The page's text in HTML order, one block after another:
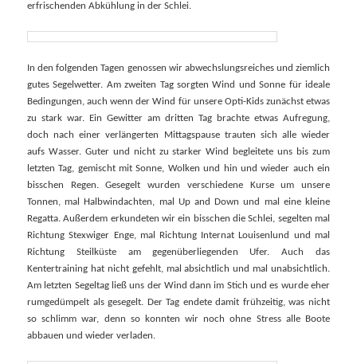
erfrischenden Abkühlung in der Schlei.
In den folgenden Tagen genossen wir abwechslungsreiches und ziemlich
gutes Segelwetter. Am zweiten Tag sorgten Wind und Sonne für ideale
Bedingungen, auch wenn der Wind für unsere Opti-Kids zunächst etwas
zu stark war. Ein Gewitter am dritten Tag brachte etwas Aufregung,
doch nach einer verlängerten Mittagspause trauten sich alle wieder
aufs Wasser. Guter und nicht zu starker Wind begleitete uns bis zum
letzten Tag, gemischt mit Sonne, Wolken und hin und wieder auch ein
bisschen Regen. Gesegelt wurden verschiedene Kurse um unsere
Tonnen, mal Halbwindachten, mal Up and Down und mal eine kleine
Regatta. Außerdem erkundeten wir ein bisschen die Schlei, segelten mal
Richtung Stexwiger Enge, mal Richtung Internat Louisenlund und mal
Richtung Steilküste am gegenüberliegenden Ufer. Auch das
Kentertraining hat nicht gefehlt, mal absichtlich und mal unabsichtlich.
Am letzten Segeltag ließ uns der Wind dann im Stich und es wurde eher
rumgedümpelt als gesegelt. Der Tag endete damit frühzeitig, was nicht
so schlimm war, denn so konnten wir noch ohne Stress alle Boote
abbauen und wieder verladen.